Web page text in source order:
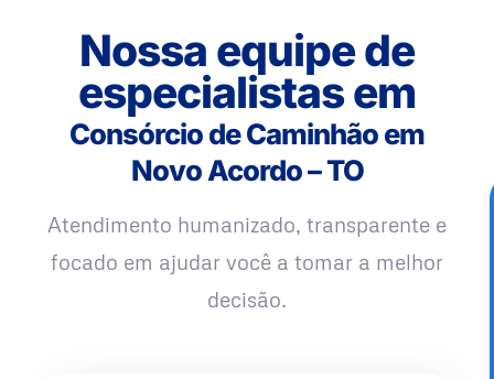
Nossa equipe de
especialistas em
Consórcio de Caminhão em
Novo Acordo – TO
Atendimento humanizado, transparente e
focado em ajudar você a tomar a melhor
decisão.